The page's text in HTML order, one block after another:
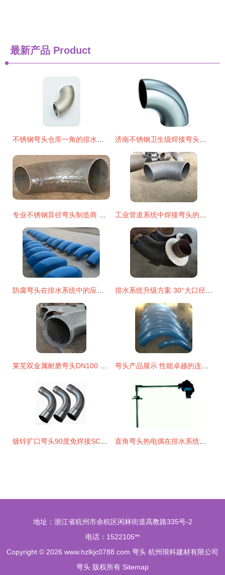
最新产品 Product
不锈钢弯头仓库一角的排水系统优化 济南不锈钢卫生级焊接弯头管件供应全解析 厂家、价格与选购指南
专业不锈钢异径弯头制造商 博航管件的品质之路 工业管道系统中焊接弯头的核心作用与专业批发指南
防腐弯头在排水系统中的应用与关键特性 排水系统升级方案 30°大口径聚氨酯保温弯头的核心选择因素与厂家直销优势
莱芜双金属耐磨弯头DN100 全网优质工业管道的守护者 弯头产品展示 性能卓越的连接方案
镀锌扩口弯头90度免焊接SC100承插电缆穿线管件解析 6倍弧弯钢管的实用优势 直角弯头热电偶在排水系统中的创新应用 精准温控助力能效提升
地址：浙江省杭州市余杭区闲林街道高教路335号-2
电话：1522105**
Copyright © 2026 www.hzlkjc0788.com 弯头 杭州琅科建材有限公司
弯头 版权所有 Sitemap